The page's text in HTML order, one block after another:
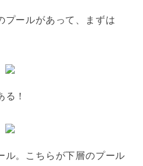
プールがあって、まずは
る！
ル。こちらが下層のプール